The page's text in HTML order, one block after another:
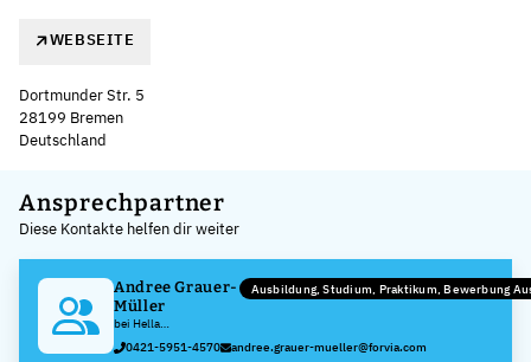
WEBSEITE
Dortmunder Str. 5
28199 Bremen
Deutschland
+
−
Ansprechpartner
Diese Kontakte helfen dir weiter
Andree Grauer-
Müller
bei Hella
Fahrzeugkomponenten
GmbH
Ausbildung, Studium, Praktikum, Bewerbung
0421-5951-4570 andree.grauer-mueller@forvia.com